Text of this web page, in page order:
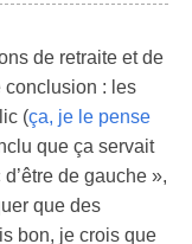
de retraite et de
conclusion : les
(ça, je le pense
que ça servait
de gauche »,
que des
bon, je crois que